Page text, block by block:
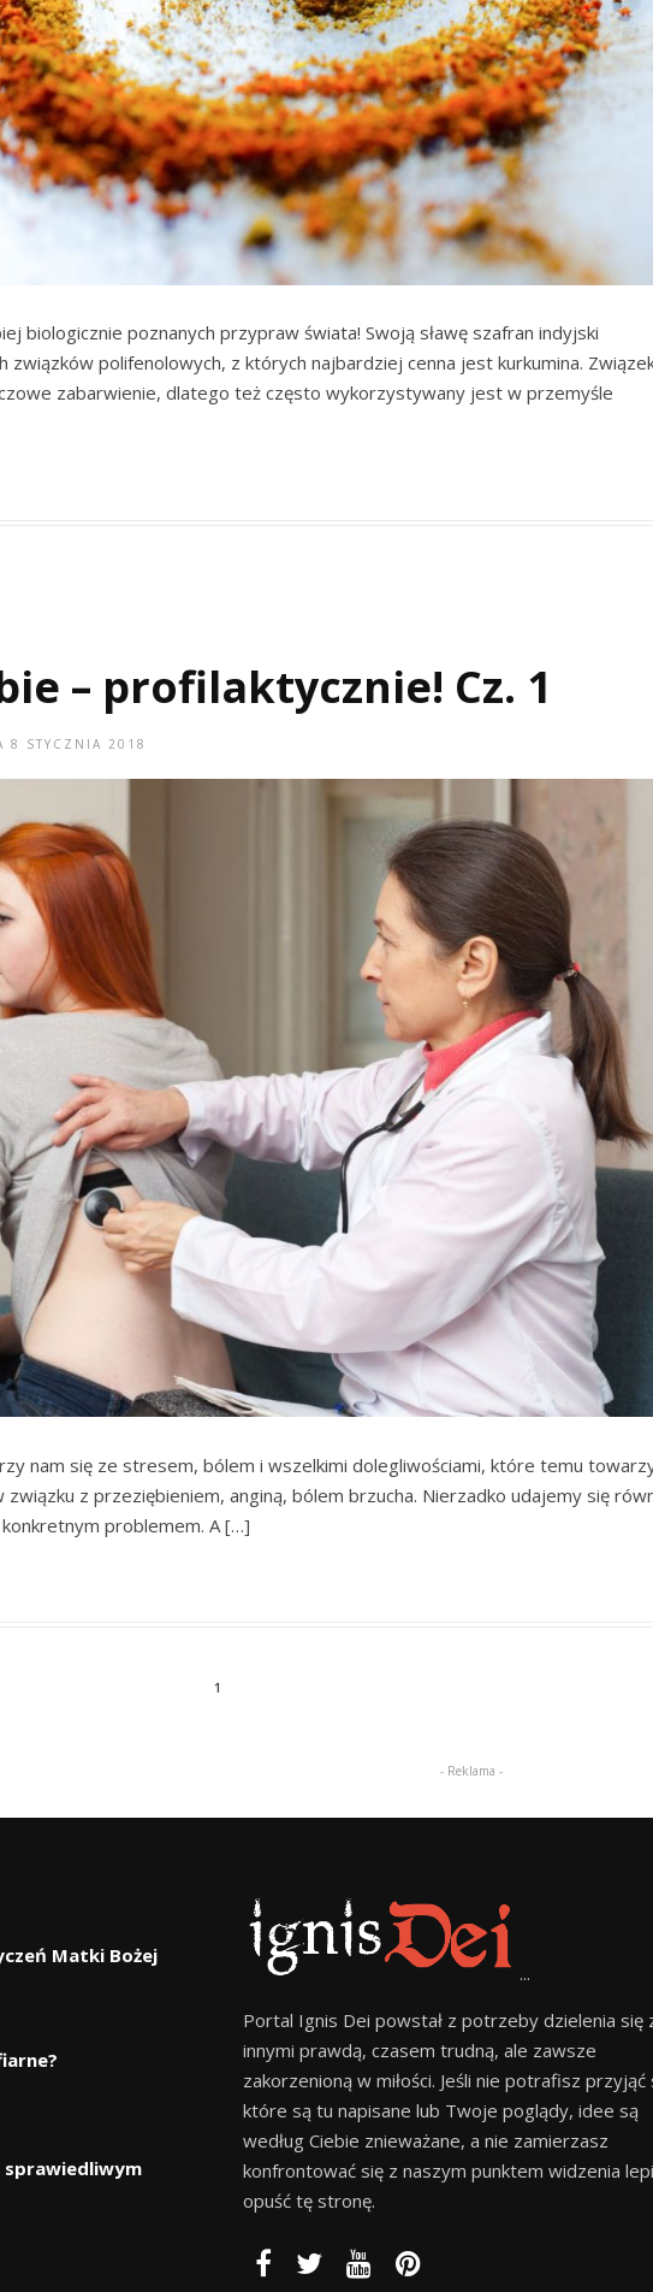
biologicznie poznanych przypraw świata! Swoją sławę szafran indyjski
związków polifenolowych, z których najbardziej cenna jest kurkumina.
zabarwienie, dlatego też często wykorzystywany jest w przemyśle
– profilaktycznie! Cz. 1
8 STYCZNIA 2018
nam się ze stresem, bólem i wszelkimi dolegliwościami, które temu
z przeziębieniem, anginą, bólem brzucha. Nierzadko udajemy się
problemem. A […]
1
- Reklama -
Matki Bożej
sprawiedliwym
...
Portal Ignis Dei powstał z potrzeby dzielenia się
innymi prawdą, czasem trudną, ale zawsze
zakorzenioną w miłości. Jeśli nie potrafisz przyjąć
które są tu napisane lub Twoje poglądy, idee są
według Ciebie znieważane, a nie zamierzasz
konfrontować się z naszym punktem widzenia
opuść tę stronę.